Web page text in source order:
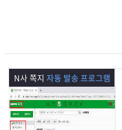
베
이
램
구
프
로
춤
상
고
객
마
N사 쪽지 자동 발송 프로그램